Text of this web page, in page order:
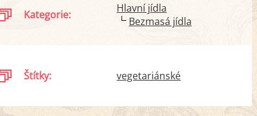
Kategorie:
Hlavní jídla
Bezmasá jídla
Štítky: vegetariánské